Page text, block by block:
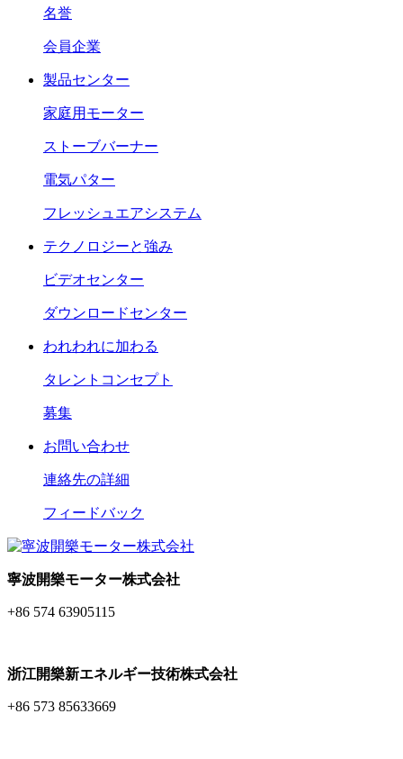
名誉
会員企業
製品センター
家庭用モーター
ストーブバーナー
電気パター
フレッシュエアシステム
テクノロジーと強み
ビデオセンター
ダウンロードセンター
われわれに加わる
タレントコンセプト
募集
お問い合わせ
連絡先の詳細
フィードバック
寧波開樂モーター株式会社
+86 574 63905115
浙江開樂新エネルギー技術株式会社
+86 573 85633669